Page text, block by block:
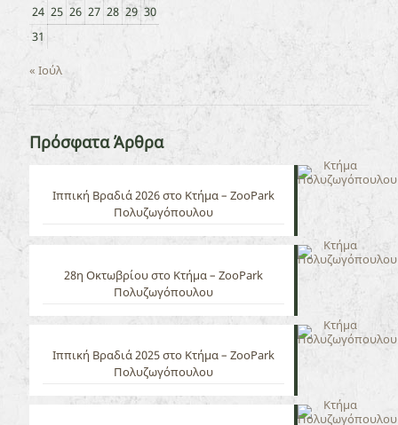
24 25 26 27 28 29 30
31
« Ιούλ
Πρόσφατα Άρθρα
Ιππική Βραδιά 2026 στο Κτήμα – ZooPark
Πολυζωγόπουλου
28η Οκτωβρίου στο Κτήμα – ZooPark
Πολυζωγόπουλου
Ιππική Βραδιά 2025 στο Κτήμα – ZooPark
Πολυζωγόπουλου